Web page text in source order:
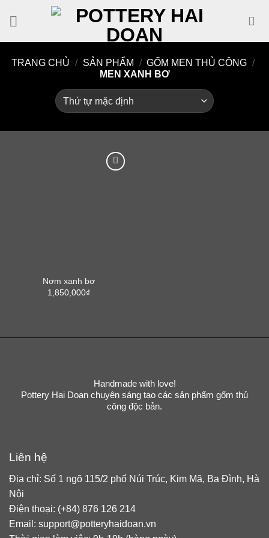
TRANG CHỦ / SẢN PHẨM / GỐM MEN THỦ CÔNG /
MEN XANH BƠ
Nơm xanh bơ
1,850,000₫
Handmade with love!
Pottery Hai Doan chuyên sáng tạo các sản phẩm gốm thủ
công độc bản.
Liên hệ
Địa chỉ: Số 1 ngõ 115/2 phố Núi Trúc, Kim Mã, Ba Đình, Hà
Nội
Điện thoại: (+84) 876 126 214
Email: support@potteryhaidoan.vn